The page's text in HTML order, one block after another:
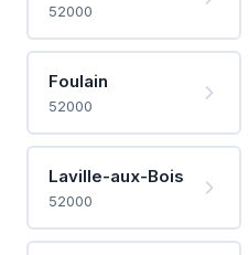
52000
Foulain
52000
Laville-aux-Bois
52000